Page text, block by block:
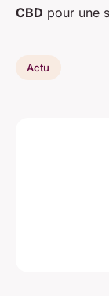
CBD pour une
Actu